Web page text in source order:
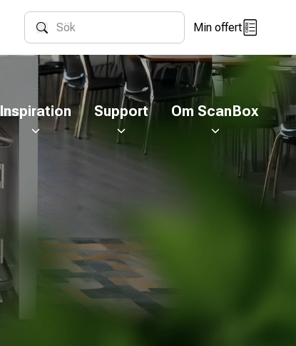
Sök
Min offert
Inspiration Support Om ScanBox